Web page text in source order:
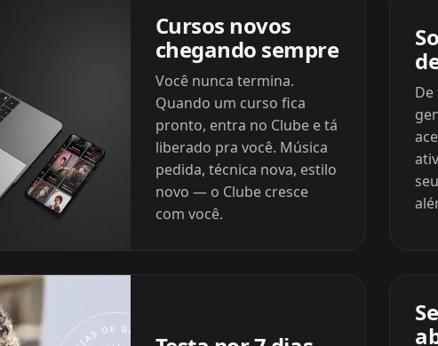
Cursos novos
chegando sempre
Você nunca termina.
Quando um curso fica
pronto, entra no Clube e tá
liberado pra você. Música
pedida, técnica nova, estilo
novo — o Clube cresce
com você.